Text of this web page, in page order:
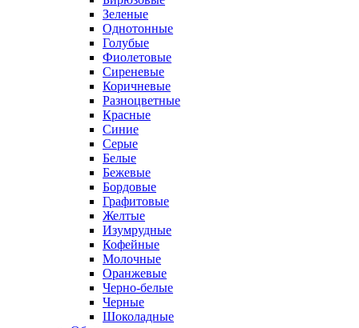
Зеленые
Однотонные
Голубые
Фиолетовые
Сиреневые
Коричневые
Разноцветные
Красные
Синие
Серые
Белые
Бежевые
Бордовые
Графитовые
Желтые
Изумрудные
Кофейные
Молочные
Оранжевые
Черно-белые
Черные
Шоколадные